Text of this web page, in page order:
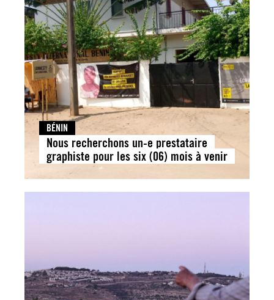
BÉNIN
Nous recherchons un-e prestataire
graphiste pour les six (06) mois à venir